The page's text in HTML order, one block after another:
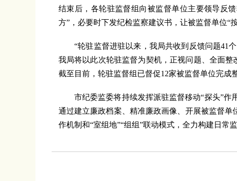
结束后，各轮驻监督组向被监督单位主要领导反
方”，必要时下发纪检监察建议书，让被监督单位“
“轮驻监督进驻以来，我局共收到反馈问题41个
我局将以此次轮驻监督为契机，正视问题、全面
截至目前，轮驻监督组已督促12家被监督单位完成
市纪委监委将持续发挥派驻监督移动“探头”作用
通过建立廉政档案、精准廉政画像、开展被监督
作机制和“室组地”“组组”联动模式，全力构建日常